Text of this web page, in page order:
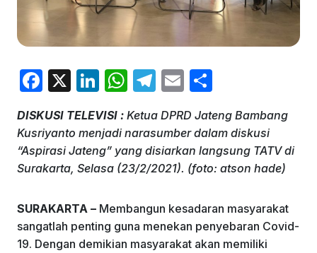
F
c
e
b
o
k
X
Li
k
e
dI
W
at
s
A
p
T
e
gr
a
E
ai
l
ar
e
DISKUSI TELEVISI : Ketua DPRD Jateng Bambang
Kusriyanto menjadi narasumber dalam diskusi
“Aspirasi Jateng” yang disiarkan langsung TATV di
Surakarta, Selasa (23/2/2021). (foto: atson hade)
SURAKARTA – Membangun kesadaran masyarakat
sangatlah penting guna menekan penyebaran Covid-
19. Dengan demikian masyarakat akan memiliki